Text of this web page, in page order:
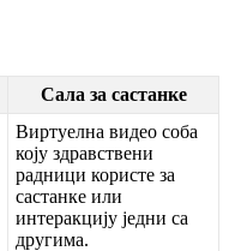
Сала за састанке
Виртуелна видео соба
коју здравствени
радници користе за
састанке или
интеракцију једни са
другима.